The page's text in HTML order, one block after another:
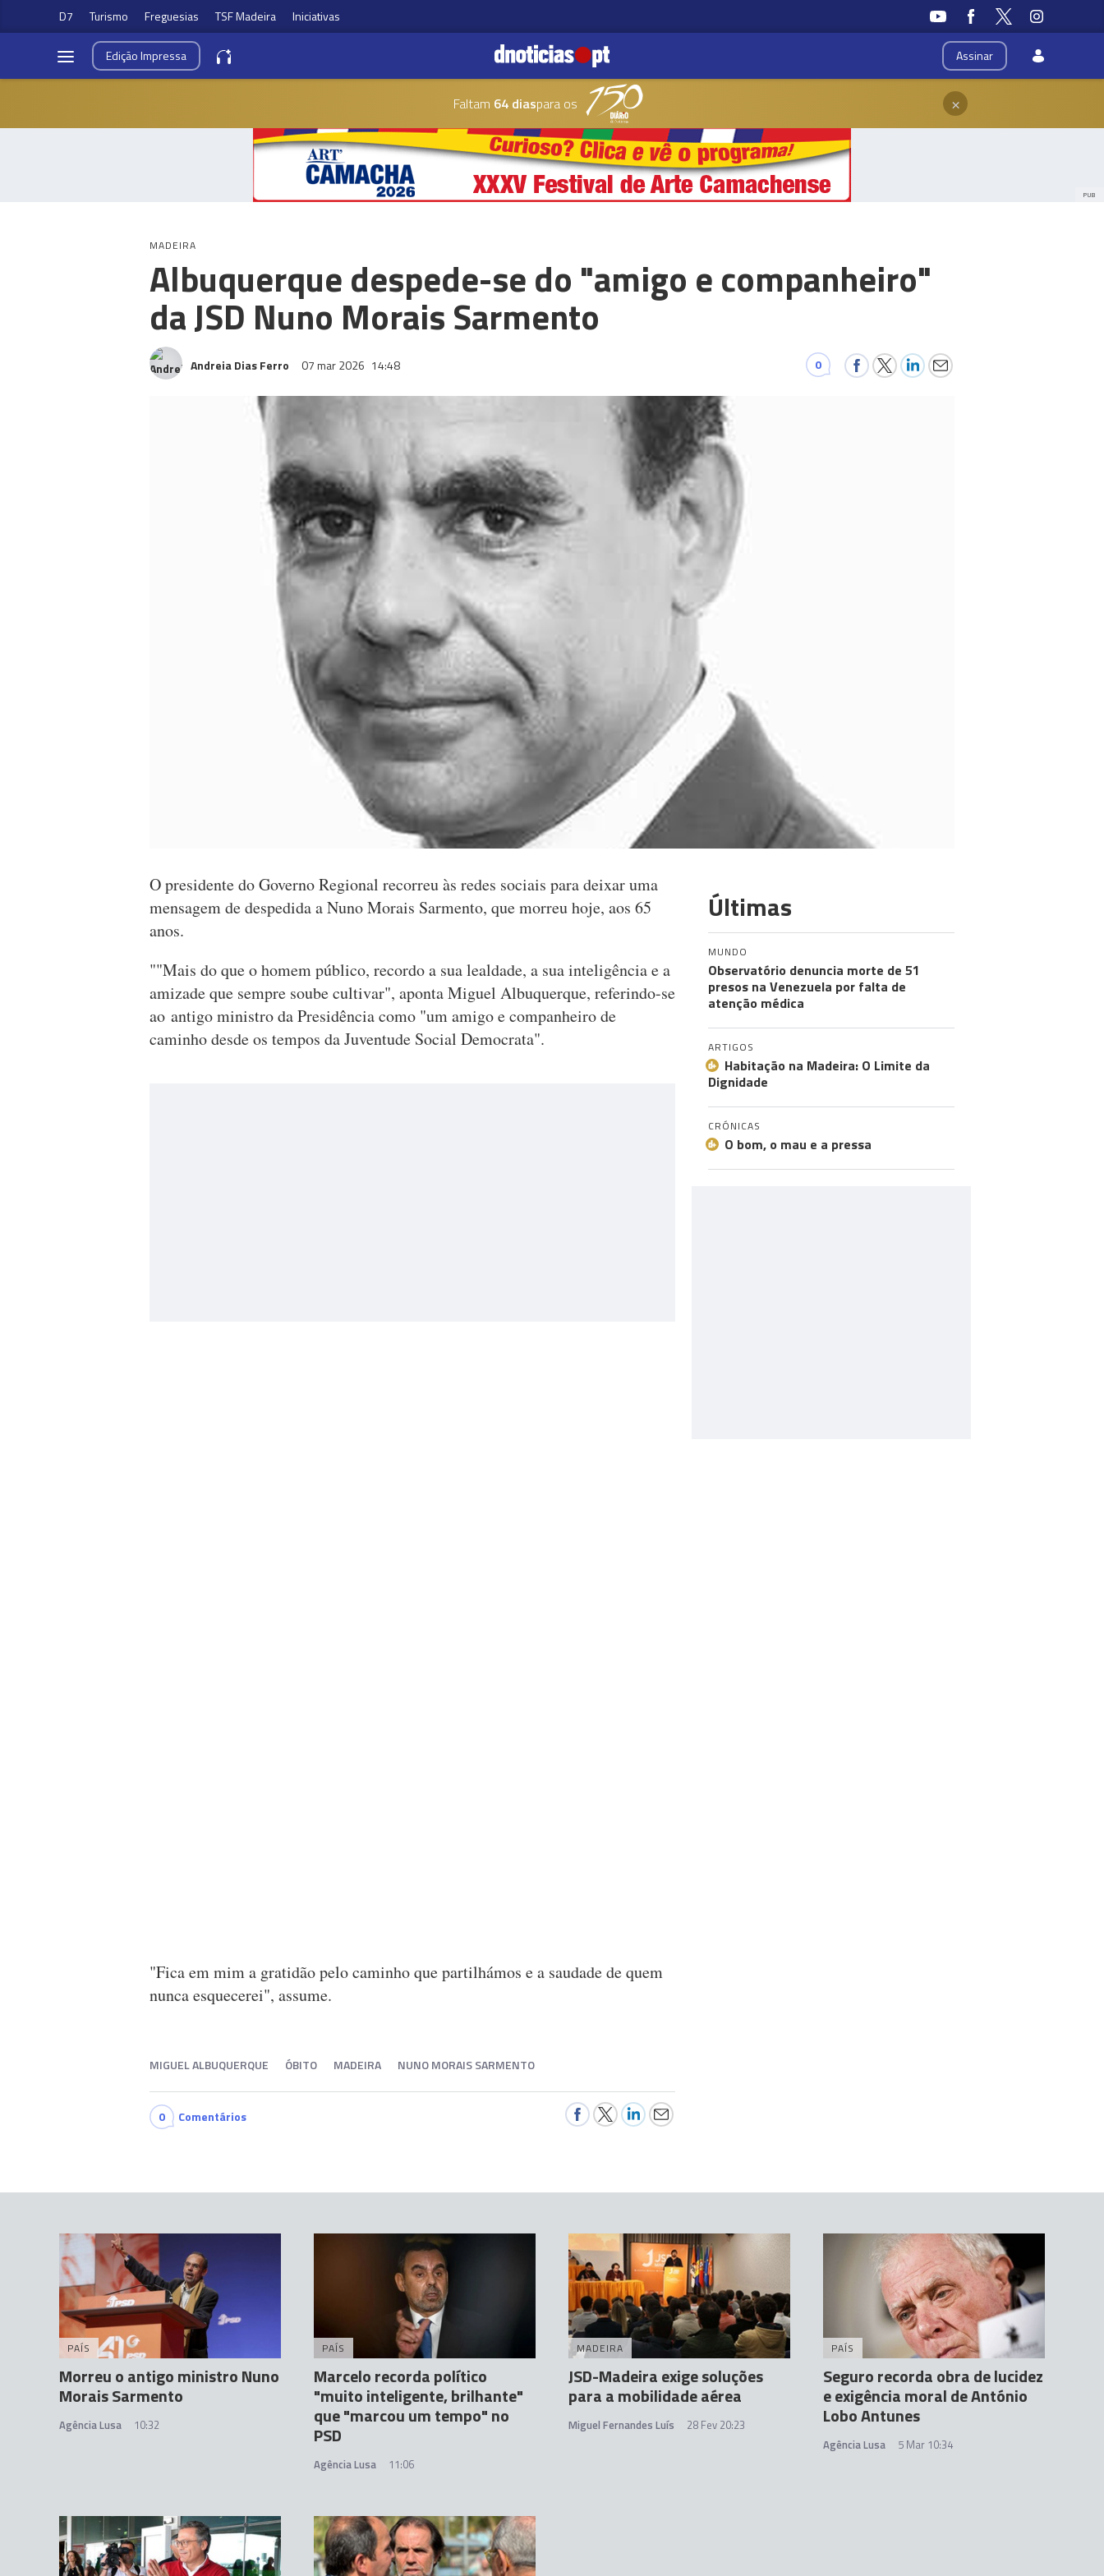
D7 Turismo Freguesias TSF Madeira Iniciativas
Assinar
EdiçãoImpressa
Faltam 64 diaspara os ×
PUB
MADEIRA
Albuquerque despede-se do "amigo e companheiro"
da JSD Nuno Morais Sarmento
Andreia Dias Ferro 07 mar 2026 14:48 0
O presidente do Governo Regional recorreu às redes sociais para deixar uma
mensagem de despedida a Nuno Morais Sarmento, que morreu hoje, aos 65
anos.
""Mais do que o homem público, recordo a sua lealdade, a sua inteligência e a
amizade que sempre soube cultivar", aponta Miguel Albuquerque, referindo-se
ao antigo ministro da Presidência como "um amigo e companheiro de
caminho desde os tempos da Juventude Social Democrata".
"Fica em mim a gratidão pelo caminho que partilhámos e a saudade de quem
nunca esquecerei", assume.
MIGUEL ALBUQUERQUE ÓBITO MADEIRA NUNO MORAIS SARMENTO
0 Comentários
Últimas
MUNDO
Observatório denuncia morte de 51
presos na Venezuela por falta de
atenção médica
ARTIGOS
Habitação na Madeira: O Limite da
Dignidade
CRÓNICAS
O bom, o mau e a pressa
PAÍS
Morreu o antigo ministro Nuno
Morais Sarmento
Agência Lusa 10:32
PAÍS
Marcelo recorda político
"muito inteligente, brilhante"
que "marcou um tempo" no
PSD
Agência Lusa 11:06
MADEIRA
JSD-Madeira exige soluções
para a mobilidade aérea
Miguel Fernandes Luís 28 Fev 20:23
PAÍS
Seguro recorda obra de lucidez
e exigência moral de António
Lobo Antunes
Agência Lusa 5 Mar 10:34